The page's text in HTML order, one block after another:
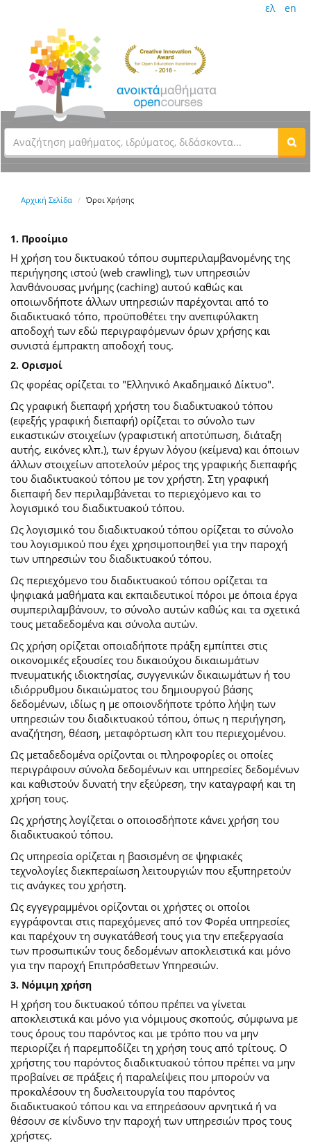
ελ en
Αρχική Σελίδα Όροι Χρήσης
1. Προοίμιο
Η χρήση του δικτυακού τόπου συμπεριλαμβανομένης της
περιήγησης ιστού (web crawling), των υπηρεσιών
λανθάνουσας μνήμης (caching) αυτού καθώς και
οποιωνδήποτε άλλων υπηρεσιών παρέχονται από το
διαδικτυακό τόπο, προϋποθέτει την ανεπιφύλακτη
αποδοχή των εδώ περιγραφόμενων όρων χρήσης και
συνιστά έμπρακτη αποδοχή τους.
2. Ορισμοί
Ως φορέας ορίζεται το "Ελληνικό Ακαδημαικό Δίκτυο".
Ως γραφική διεπαφή χρήστη του διαδικτυακού τόπου
(εφεξής γραφική διεπαφή) ορίζεται το σύνολο των
εικαστικών στοιχείων (γραφιστική αποτύπωση, διάταξη
αυτής, εικόνες κλπ.), των έργων λόγου (κείμενα) και όποιων
άλλων στοιχείων αποτελούν μέρος της γραφικής διεπαφής
του διαδικτυακού τόπου με τον χρήστη. Στη γραφική
διεπαφή δεν περιλαμβάνεται το περιεχόμενο και το
λογισμικό του διαδικτυακού τόπου.
Ως λογισμικό του διαδικτυακού τόπου ορίζεται το σύνολο
του λογισμικού που έχει χρησιμοποιηθεί για την παροχή
των υπηρεσιών του διαδικτυακού τόπου.
Ως περιεχόμενο του διαδικτυακού τόπου ορίζεται τα
ψηφιακά μαθήματα και εκπαιδευτικοί πόροι με όποια έργα
συμπεριλαμβάνουν, το σύνολο αυτών καθώς και τα σχετικά
τους μεταδεδομένα και σύνολα αυτών.
Ως χρήση ορίζεται οποιαδήποτε πράξη εμπίπτει στις
οικονομικές εξουσίες του δικαιούχου δικαιωμάτων
πνευματικής ιδιοκτησίας, συγγενικών δικαιωμάτων ή του
ιδιόρρυθμου δικαιώματος του δημιουργού βάσης
δεδομένων, ιδίως η με οποιονδήποτε τρόπο λήψη των
υπηρεσιών του διαδικτυακού τόπου, όπως η περιήγηση,
αναζήτηση, θέαση, μεταφόρτωση κλπ του περιεχομένου.
Ως μεταδεδομένα ορίζονται οι πληροφορίες οι οποίες
περιγράφουν σύνολα δεδομένων και υπηρεσίες δεδομένων
και καθιστούν δυνατή την εξεύρεση, την καταγραφή και τη
χρήση τους.
Ως χρήστης λογίζεται ο οποιοσδήποτε κάνει χρήση του
διαδικτυακού τόπου.
Ως υπηρεσία ορίζεται η βασισμένη σε ψηφιακές
τεχνολογίες διεκπεραίωση λειτουργιών που εξυπηρετούν
τις ανάγκες του χρήστη.
Ως εγγεγραμμένοι ορίζονται οι χρήστες οι οποίοι
εγγράφονται στις παρεχόμενες από τον Φορέα υπηρεσίες
και παρέχουν τη συγκατάθεσή τους για την επεξεργασία
των προσωπικών τους δεδομένων αποκλειστικά και μόνο
για την παροχή Επιπρόσθετων Υπηρεσιών.
3. Νόμιμη χρήση
Η χρήση του δικτυακού τόπου πρέπει να γίνεται
αποκλειστικά και μόνο για νόμιμους σκοπούς, σύμφωνα με
τους όρους του παρόντος και με τρόπο που να μην
περιορίζει ή παρεμποδίζει τη χρήση τους από τρίτους. Ο
χρήστης του παρόντος διαδικτυακού τόπου πρέπει να μην
προβαίνει σε πράξεις ή παραλείψεις που μπορούν να
προκαλέσουν τη δυσλειτουργία του παρόντος
διαδικτυακού τόπου και να επηρεάσουν αρνητικά ή να
θέσουν σε κίνδυνο την παροχή των υπηρεσιών προς τους
χρήστες.